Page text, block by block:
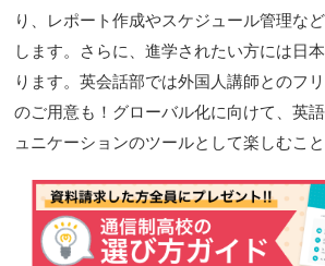
り、レポート作成やスケジュール管理な
します。さらに、進学されたい方には日
ります。英会話部では外国人講師とのフ
のご用意も！グローバル化に向けて、英
ュニケーションのツールとして楽しむこと